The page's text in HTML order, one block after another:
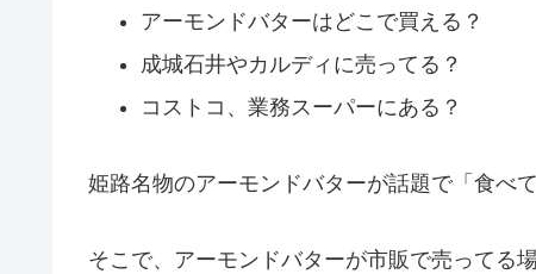
アーモンドバターはどこで買える？
成城石井やカルディに売ってる？
コストコ、業務スーパーにある？
姫路名物のアーモンドバターが話題で「食べ
そこで、アーモンドバターが市販で売ってる